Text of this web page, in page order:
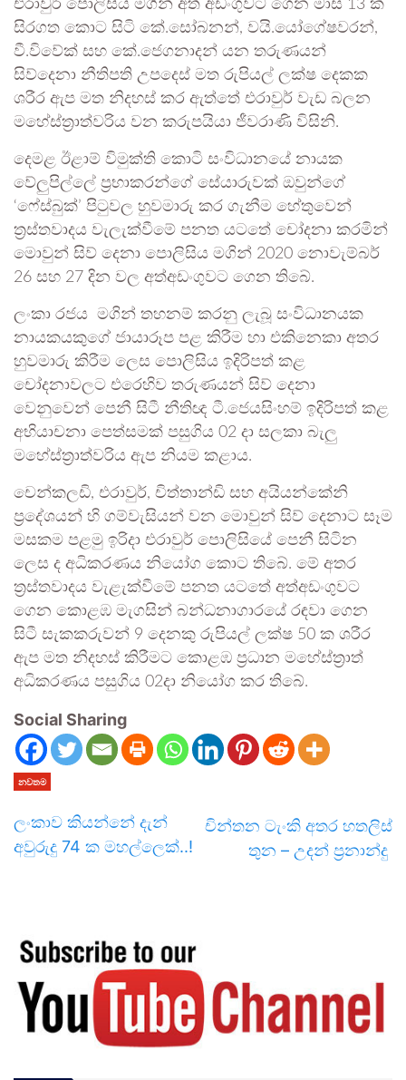
එරාවුර් පොලිසිය මගින් අත් අඩංගුවට ගෙන මාස 13 ක්
සිරගත කොට සිටි කේ.සෝබනන්, වයි.යෝගේෂවරන්,
වී.විවේක් සහ කේ.ජෙගනාදන් යන තරුණයන්
සිව්දෙනා නීතිපති උපදෙස් මත රුපියල් ලක්ෂ දෙකක
ශරීර ඇප මත නිදහස් කර ඇත්තේ එරාවුර් වැඩ බලන
මහේස්ත්‍රාත්වරිය වන කරුපයියා ජීවරාණි විසිනි.
දෙමළ ඊළාම් විමුක්ති කොටි සංවිධානයේ නායක
වේලුපිල්ලේ ප්‍රභාකරන්ගේ සේයාරුවක් ඔවුන්ගේ
‘ෆේස්බුක්’ පිටුවල හුවමාරු කර ගැනීම හේතුවෙන්
ත්‍රස්තවාදය වැලැක්වීමේ පනත යටතේ චෝදනා කරමින්
මොවුන් සිව් දෙනා පොලිසිය මගින් 2020 නොවැම්බර්
26 සහ 27 දින වල අත්අඩංගුවට ගෙන තිබේ.
ලංකා රජය මගින් තහනම් කරනු ලැබූ සංවිධානයක
නායකයකුගේ ජායාරූප පළ කිරීම හා එකිනෙකා අතර
හුවමාරු කිරීම ලෙස පොලිසිය ඉදිරිපත් කළ
චෝදනාවලට එරෙහිව තරුණයන් සිව් දෙනා
වෙනුවෙන් පෙනී සිටී නීතිඥ ටී.ජෙයසිංහම් ඉදිරිපත් කළ
අභියාචනා පෙත්සමක් පසුගිය 02 දා සලකා බැලු
මහේස්ත්‍රාත්වරිය ඇප නියම කළාය.
චෙන්කලඩි, එරාවුර්, චිත්තාන්ඩි සහ අයියන්කේනි
ප්‍රදේශයන් හි ගම්වැසියන් වන මොවුන් සිව් දෙනාට සෑම
මසකම පළමු ඉරිදා එරාවුර් පොලිසියේ පෙනී සිටින
ලෙස ද අධිකරණය නියෝග කොට තිබේ. මේ අතර
ත්‍රස්තවාදය වැළැක්වීමේ පනත යටතේ අත්අඩංගුවට
ගෙන කොළඹ මැගසින් බන්ධනාගාරයේ රඳවා ගෙන
සිටී සැකකරුවන් 9 දෙනකු රුපියල් ලක්ෂ 50 ක ශරීර
ඇප මත නිදහස් කිරීමට කොළඹ ප්‍රධාන මහේස්ත්‍රාත්
අධිකරණය පසුගිය 02දා නියෝග කර තිබේ.
Social Sharing
නවතම
ලංකාව කියන්නේ දැන්
අවුරුදු 74 ක මහල්ලෙක්..!
චින්තන ටැංකි අතර හතලිස්
තුන – උදන් ප්‍රනාන්දු